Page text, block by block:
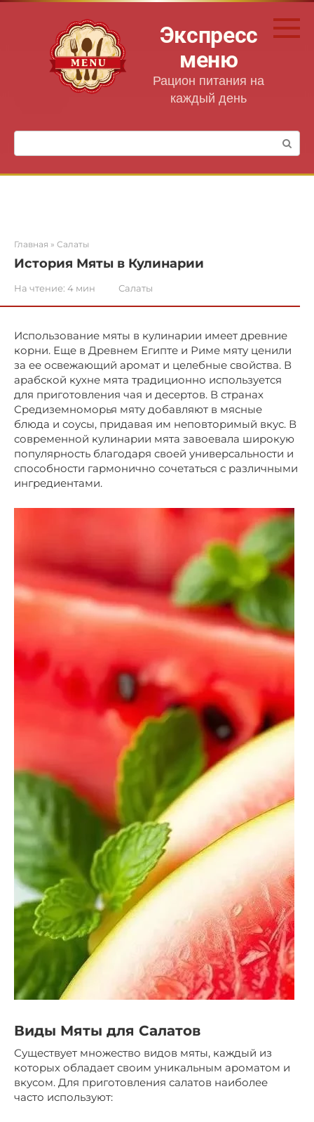
Перейти
Экспресс
меню
Рацион питания на
каждый день
Поиск:
Главная » Салаты
История Мяты в Кулинарии
На чтение: 4 мин Салаты
Использование мяты в кулинарии имеет древние
корни. Еще в Древнем Египте и Риме мяту ценили
за ее освежающий аромат и целебные свойства. В
арабской кухне мята традиционно используется
для приготовления чая и десертов. В странах
Средиземноморья мяту добавляют в мясные
блюда и соусы, придавая им неповторимый вкус. В
современной кулинарии мята завоевала широкую
популярность благодаря своей универсальности и
способности гармонично сочетаться с различными
ингредиентами.
Виды Мяты для Салатов
Существует множество видов мяты, каждый из
которых обладает своим уникальным ароматом и
вкусом. Для приготовления салатов наиболее
часто используют: